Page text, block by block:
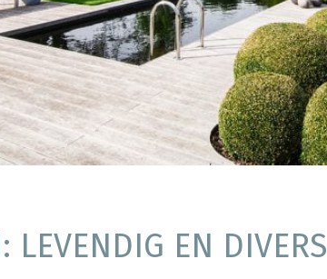
LEVENDIG EN DIVERS